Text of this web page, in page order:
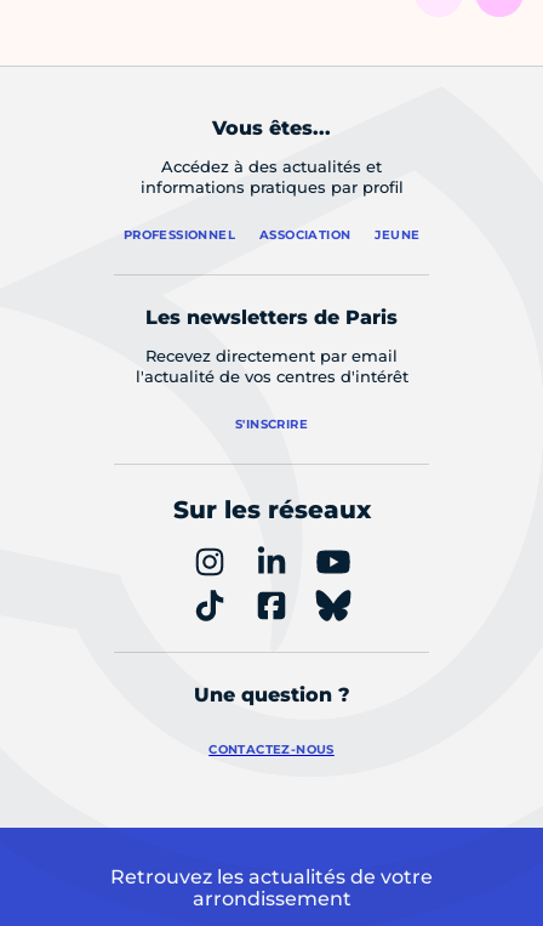
Vous êtes...
Accédez à des actualités et
informations pratiques par profil
PROFESSIONNEL ASSOCIATION JEUNE
Les newsletters de Paris
Recevez directement par email
l'actualité de vos centres d'intérêt
S'INSCRIRE
Sur les réseaux
Une question ?
CONTACTEZ-NOUS
Retrouvez les actualités de votre
arrondissement